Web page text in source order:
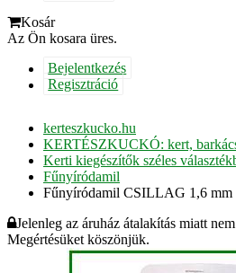
Kosár
Az Ön kosara üres.
Bejelentkezés
Regisztráció
kerteszkucko.hu
KERTÉSZKUCKÓ: kert,
Kerti kiegészítők széles
Fűnyíródamil
Fűnyíródamil CSILLAG 1,6 mm
Jelenleg az áruház átalakítás miatt
Megértésüket köszönjük.